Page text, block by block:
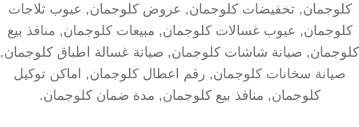
كلوجمان, تخفيضات كلوجمان, عروض كلوجمان, عيوب ثلاجات
كلوجمان, عيوب غسالات كلوجمان, مبيعات كلوجمان, منافذ بيع
كلوجمان, صيانة شاشات كلوجمان, صيانة غسالة اطباق كلوجمان,
صيانة سخانات كلوجمان, رقم اعطال كلوجمان, اماكن توكيل
كلوجمان, منافذ بيع كلوجمان, مدة ضمان كلوجمان.